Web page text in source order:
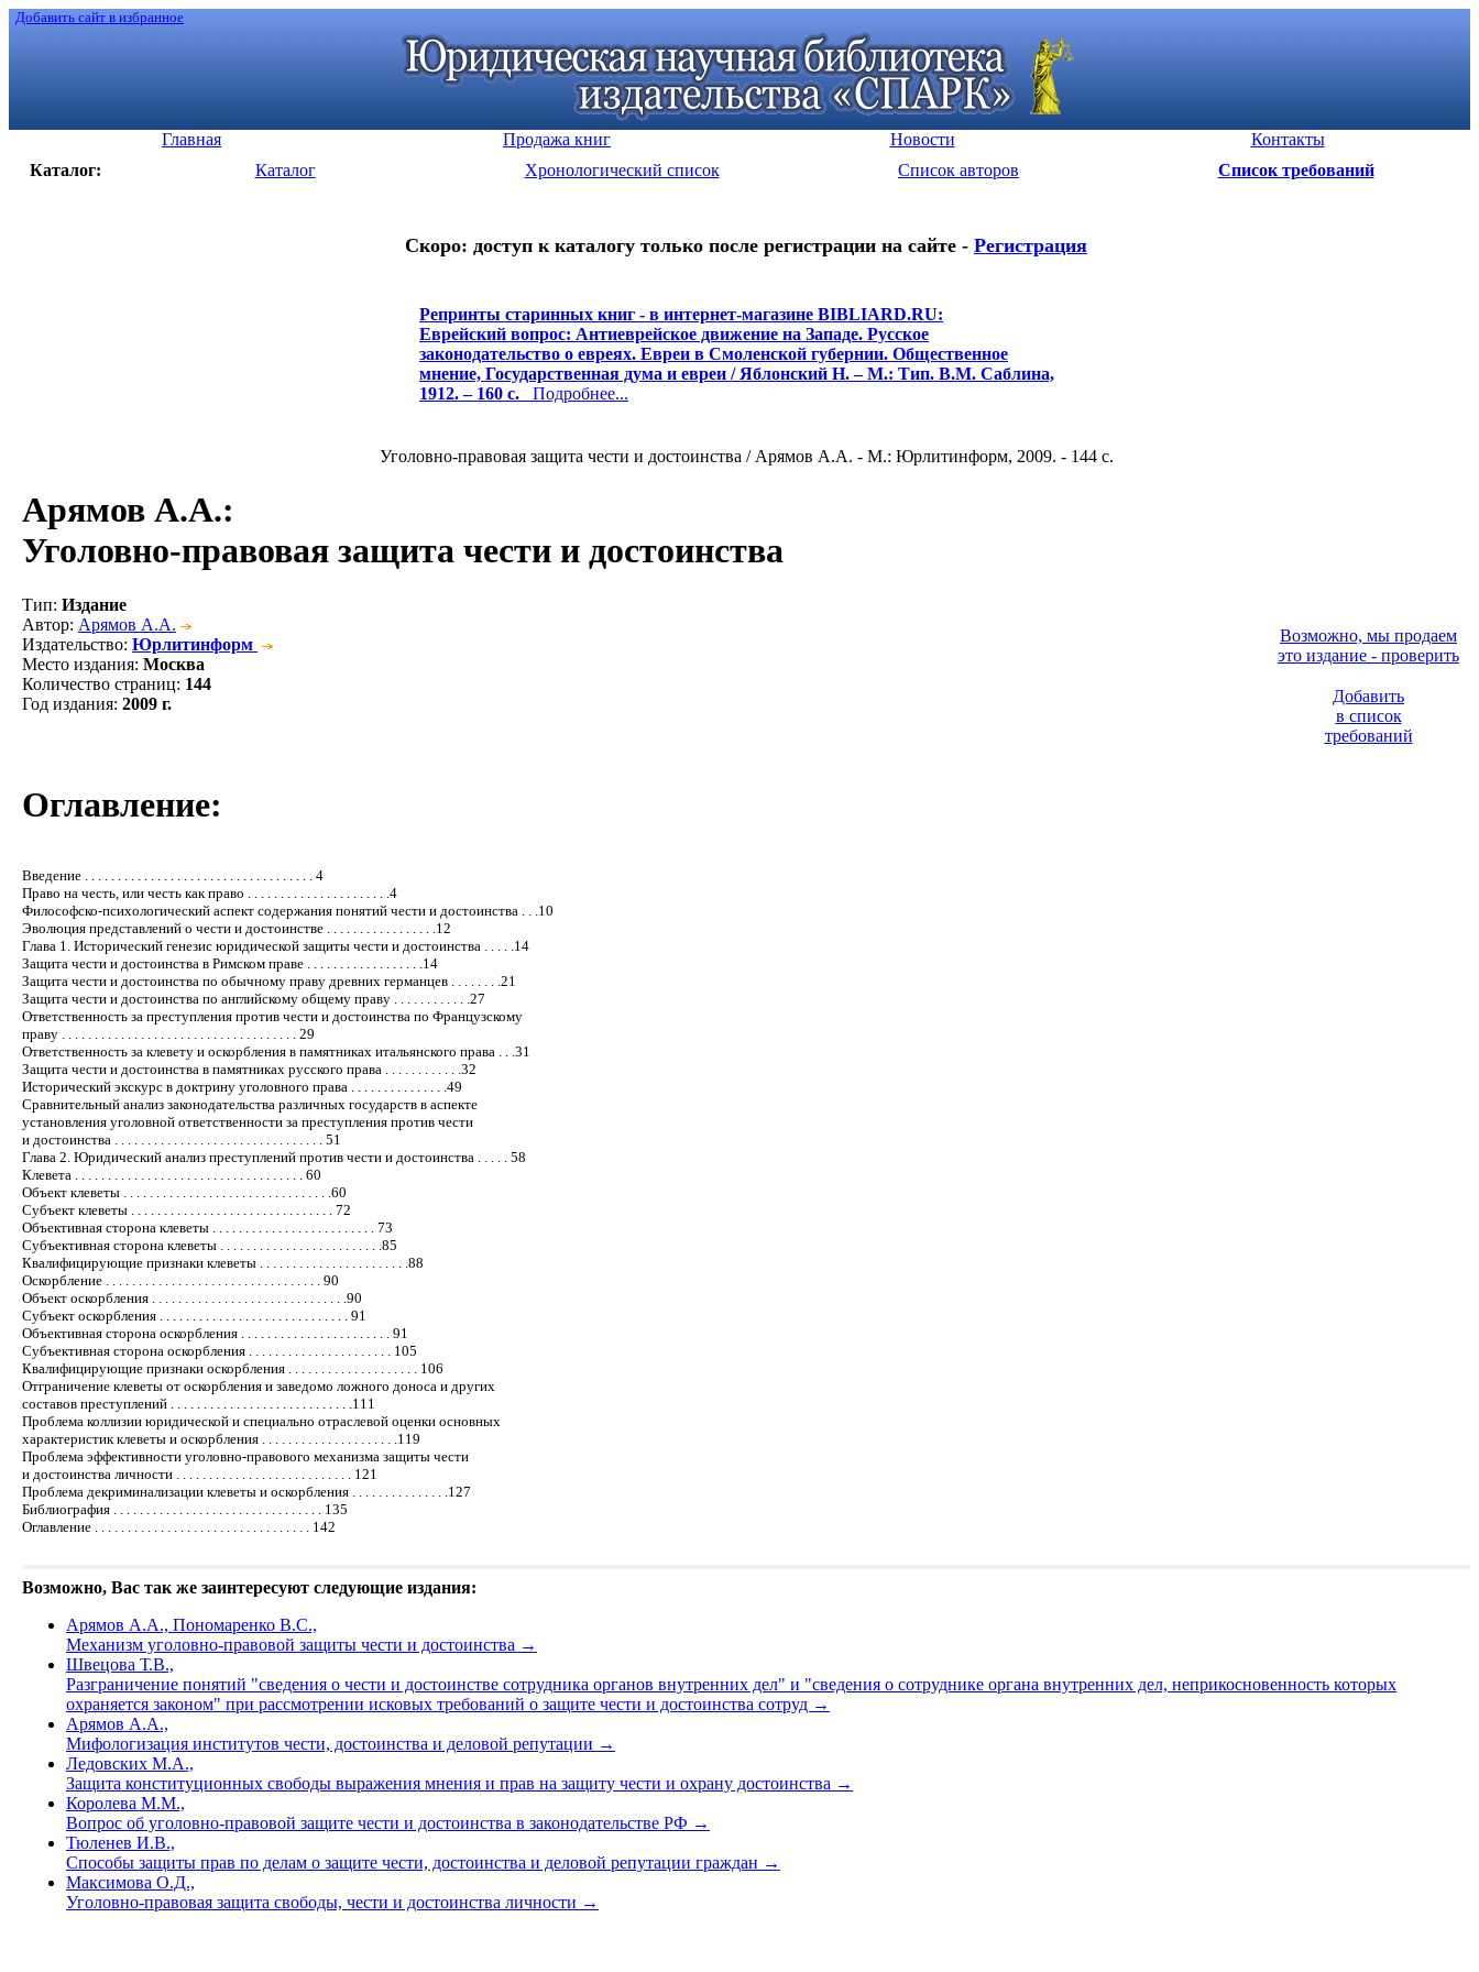
Добавить сайт в избранное
Главная Продажа книг Новости
Контакты
Каталог:
Каталог Хронологический список Список авторов Список требований
Скоро: доступ к каталогу только после регистрации на сайте - Регистрация
Репринты старинных книг - в интернет-магазине BIBLIARD.RU:
Еврейский вопрос: Антиеврейское движение на Западе. Русское
законодательство о евреях. Евреи в Смоленской губернии. Общественное
мнение, Государственная дума и евреи / Яблонский Н. – М.: Тип. В.М. Саблина,
1912. – 160 с. Подробнее...
Уголовно-правовая защита чести и достоинства / Арямов А.А. - М.: Юрлитинформ, 2009. - 144 c.
Арямов А.А.:
Уголовно-правовая защита чести и достоинства
Тип: Издание
Автор: Арямов А.А.
Издательство: Юрлитинформ
Место издания: Москва
Количество страниц: 144
Год издания: 2009 г.
Возможно, мы продаем
это издание - проверить
Добавить
в список
требований
Оглавление:
Введение . . . . . . . . . . . . . . . . . . . . . . . . . . . . . . . . . . . 4
Право на честь, или честь как право . . . . . . . . . . . . . . . . . . . . . .4
Философско-психологический аспект содержания понятий чести и достоинства . . .10
Эволюция представлений о чести и достоинстве . . . . . . . . . . . . . . . . .12
Глава 1. Исторический генезис юридической защиты чести и достоинства . . . . .14
Защита чести и достоинства в Римском праве . . . . . . . . . . . . . . . . . .14
Защита чести и достоинства по обычному праву древних германцев . . . . . . . .21
Защита чести и достоинства по английскому общему праву . . . . . . . . . . . .27
Ответственность за преступления против чести и достоинства по Французскому
праву . . . . . . . . . . . . . . . . . . . . . . . . . . . . . . . . . . . . 29
Ответственность за клевету и оскорбления в памятниках итальянского права . . .31
Защита чести и достоинства в памятниках русского права . . . . . . . . . . . .32
Исторический экскурс в доктрину уголовного права . . . . . . . . . . . . . . .49
Сравнительный анализ законодательства различных государств в аспекте
установления уголовной ответственности за преступления против чести
и достоинства . . . . . . . . . . . . . . . . . . . . . . . . . . . . . . . . 51
Глава 2. Юридический анализ преступлений против чести и достоинства . . . . . 58
Клевета . . . . . . . . . . . . . . . . . . . . . . . . . . . . . . . . . . . 60
Объект клеветы . . . . . . . . . . . . . . . . . . . . . . . . . . . . . . . .60
Субъект клеветы . . . . . . . . . . . . . . . . . . . . . . . . . . . . . . . 72
Объективная сторона клеветы . . . . . . . . . . . . . . . . . . . . . . . . . 73
Субъективная сторона клеветы . . . . . . . . . . . . . . . . . . . . . . . . .85
Квалифицирующие признаки клеветы . . . . . . . . . . . . . . . . . . . . . . .88
Оскорбление . . . . . . . . . . . . . . . . . . . . . . . . . . . . . . . . . 90
Объект оскорбления . . . . . . . . . . . . . . . . . . . . . . . . . . . . . .90
Субъект оскорбления . . . . . . . . . . . . . . . . . . . . . . . . . . . . . 91
Объективная сторона оскорбления . . . . . . . . . . . . . . . . . . . . . . . 91
Субъективная сторона оскорбления . . . . . . . . . . . . . . . . . . . . . . 105
Квалифицирующие признаки оскорбления . . . . . . . . . . . . . . . . . . . . 106
Отграничение клеветы от оскорбления и заведомо ложного доноса и других
составов преступлений . . . . . . . . . . . . . . . . . . . . . . . . . . . .111
Проблема коллизии юридической и специально отраслевой оценки основных
характеристик клеветы и оскорбления . . . . . . . . . . . . . . . . . . . . .119
Проблема эффективности уголовно-правового механизма защиты чести
и достоинства личности . . . . . . . . . . . . . . . . . . . . . . . . . . . 121
Проблема декриминализации клеветы и оскорбления . . . . . . . . . . . . . . .127
Библиография . . . . . . . . . . . . . . . . . . . . . . . . . . . . . . . . 135
Оглавление . . . . . . . . . . . . . . . . . . . . . . . . . . . . . . . . . 142
Возможно, Вас так же заинтересуют следующие издания:
Арямов А.А., Пономаренко В.С.,
Механизм уголовно-правовой защиты чести и достоинства →
Швецова Т.В.,
Разграничение понятий "сведения о чести и достоинстве сотрудника органов внутренних дел" и "сведения о сотруднике органа внутренних дел, неприкосновенность которых
охраняется законом" при рассмотрении исковых требований о защите чести и достоинства сотруд →
Арямов А.А.,
Мифологизация институтов чести, достоинства и деловой репутации →
Ледовских М.А.,
Защита конституционных свободы выражения мнения и прав на защиту чести и охрану достоинства →
Королева М.М.,
Вопрос об уголовно-правовой защите чести и достоинства в законодательстве РФ →
Тюленев И.В.,
Способы защиты прав по делам о защите чести, достоинства и деловой репутации граждан →
Максимова О.Д.,
Уголовно-правовая защита свободы, чести и достоинства личности →